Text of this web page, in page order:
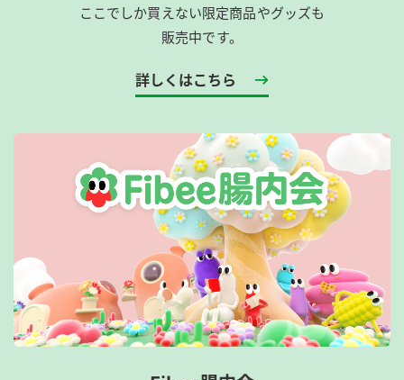
ここでしか買えない限定商品やグッズも
販売中です。
詳しくはこちら